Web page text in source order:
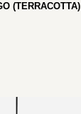
(TERRACOTTA)